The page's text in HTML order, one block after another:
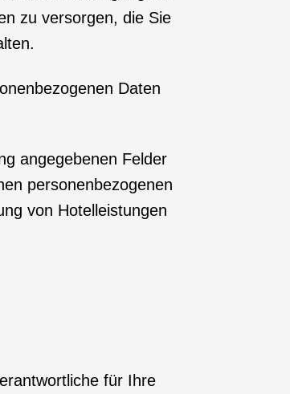
zu versorgen, die Sie
Daten
angegebenen Felder
personenbezogenen
von Hotelleistungen
für Ihre